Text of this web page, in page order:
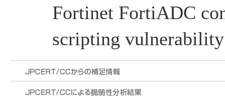
Fortinet FortiADC
scripting vulnerability